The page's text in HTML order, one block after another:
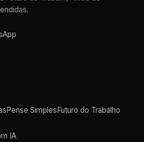
Pense SimplesFuturo do Trabalho
IA